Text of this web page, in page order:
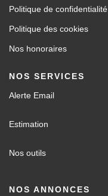
Politique de confidentialité
Politique des cookies
Nos honoraires
NOS SERVICES
Alerte Email
Estimation
Nos outils
NOS ANNONCES